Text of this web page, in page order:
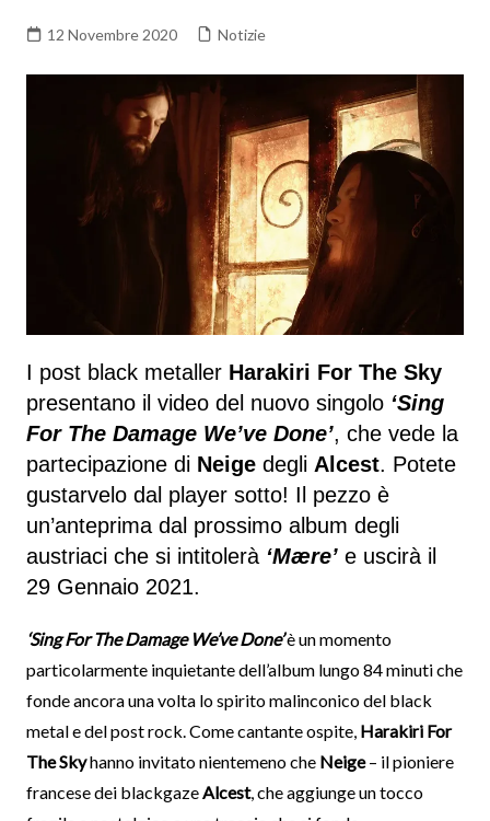
12 Novembre 2020 Notizie
I post black metaller Harakiri For The Sky
presentano il video del nuovo singolo ‘Sing
For The Damage We’ve Done’, che vede la
partecipazione di Neigedegli Alcest. Potete
gustarvelo dal player sotto! Il pezzo è
un’anteprima dal prossimo album degli
austriaci che si intitolerà‘Mӕre’e uscirà il
29 Gennaio 2021.
‘Sing For The Damage We’ve Done’è un momento
particolarmente inquietante dell’album lungo 84 minuti che
fonde ancora una volta lo spirito malinconico del black
metal e del post rock. Come cantante ospite, Harakiri For
The Skyhanno invitato nientemeno che Neige– il pioniere
francese dei blackgazeAlcest, che aggiunge un tocco